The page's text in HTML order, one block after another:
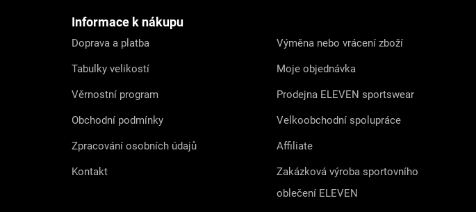
Informace k nákupu
Doprava a platba
Tabulky velikostí
Věrnostní program
Obchodní podmínky
Zpracování osobních údajů
Kontakt
Výměna nebo vrácení zboží
Moje objednávka
Prodejna ELEVEN sportswear
Velkoobchodní spolupráce
Affiliate
Zakázková výroba sportovního
oblečení ELEVEN